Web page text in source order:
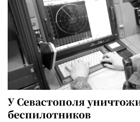
У Севастополя
беспилотников